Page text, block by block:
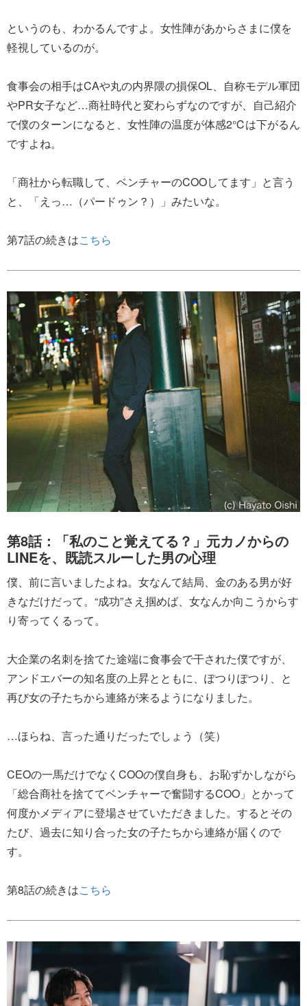
というのも、わかるんですよ。女性陣があからさまに僕を
軽視しているのが。
食事会の相手はCAや丸の内界隈の損保OL、自称モデル軍団
やPR女子など…商社時代と変わらずなのですが、自己紹介
で僕のターンになると、女性陣の温度が体感2℃は下がるん
ですよね。
「商社から転職して、ベンチャーのCOOしてます」と言う
と、「えっ…（パードゥン？）」みたいな。
第7話の続きはこちら
第8話：「私のこと覚えてる？」元カノからの
LINEを、既読スルーした男の心理
僕、前に言いましたよね。女なんて結局、金のある男が好
きなだけだって。“成功”さえ掴めば、女なんか向こうからす
り寄ってくるって。
大企業の名刺を捨てた途端に食事会で干された僕ですが、
アンドエバーの知名度の上昇とともに、ぽつりぽつり、と
再び女の子たちから連絡が来るようになりました。
…ほらね、言った通りだったでしょう（笑）
CEOの一馬だけでなくCOOの僕自身も、お恥ずかしながら
「総合商社を捨ててベンチャーで奮闘するCOO」とかって
何度かメディアに登場させていただきました。するとその
たび、過去に知り合った女の子たちから連絡が届くので
す。
第8話の続きはこちら